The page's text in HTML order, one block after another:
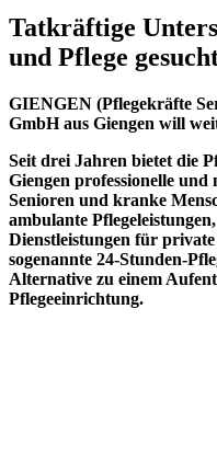
Tatkräftige
und Pflege
GIENGEN (Pflegekräfte
GmbH aus Giengen will
Seit drei Jahren bietet die
Giengen professionelle
Senioren und kranke
ambulante
Dienstleistungen für
sogenannte 24-Stunden-
Alternative zu einem
Pflegeeinrichtung.